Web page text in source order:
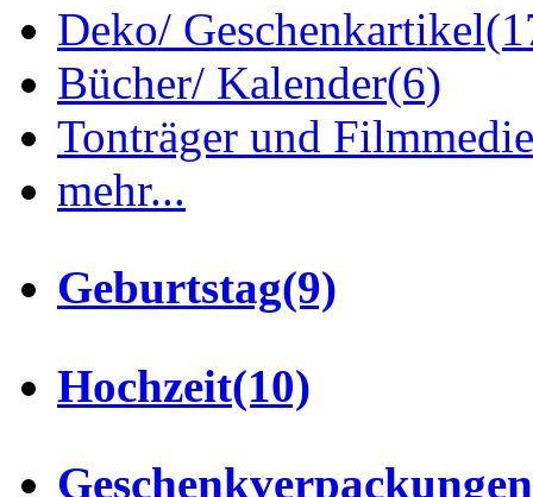
Deko/ Geschenkartikel
Bücher/ Kalender(6)
Tonträger und
mehr...
Geburtstag(9)
Hochzeit(10)
Geschenkverpackungen